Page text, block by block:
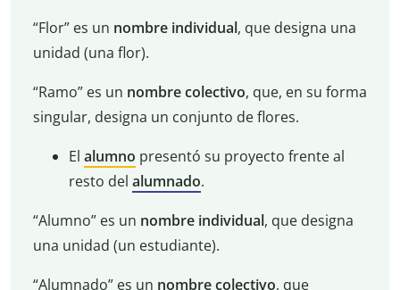
“Flor” es un nombre individual, que designa una
unidad (una flor).
“Ramo” es un nombrecolectivo, que, en su forma
singular, designa un conjunto de flores.
El alumno presentó su proyecto frente al
resto del alumnado.
“Alumno” es un nombre individual, que designa
una unidad (un estudiante).
“Alumnado” es un nombrecolectivo, que